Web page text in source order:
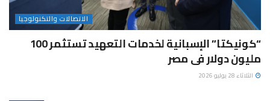
الاتصالات والتكنولوجيا
“كونيكتا” الإسبانية لخدمات التعهيد تستثمر 100
مليون دولار فى مصر
الثلاثاء 28 يوليو 2026